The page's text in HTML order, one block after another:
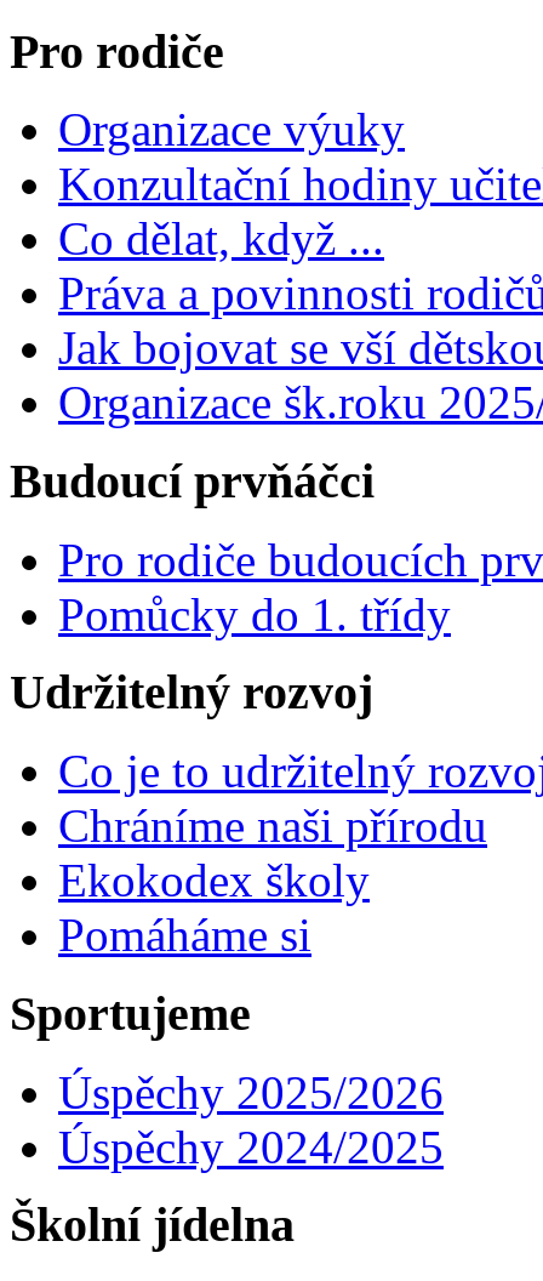
Pro rodiče
Organizace výuky
Konzultační hodiny
Co dělat, když ...
Práva a povinnosti
Jak bojovat se vší
Organizace šk.roku
Budoucí prvňáčci
Pro rodiče budoucích
Pomůcky do 1. třídy
Udržitelný rozvoj
Co je to udržitelný
Chráníme naši přírodu
Ekokodex školy
Pomáháme si
Sportujeme
Úspěchy 2025/2026
Úspěchy 2024/2025
Školní jídelna